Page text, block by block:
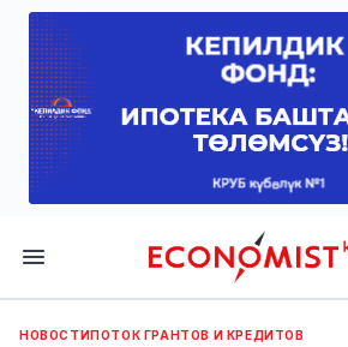
Economist.kg
НОВОСТИПОТОК ГРАНТОВ И КРЕДИТОВ